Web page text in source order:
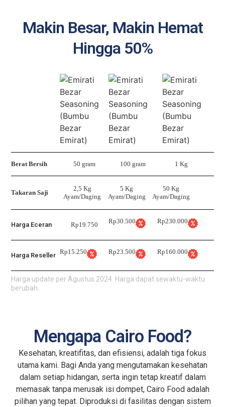
Makin Besar, Makin Hemat
Hingga 50%
Berat Bersih 50 gram 100 gram 1 Kg
Takaran Saji
2,5 Kg
Ayam/Daging
5 Kg
Ayam/Daging
50 Kg
Ayam/Daging
Harga Eceran Rp19.750 Rp30.500 Rp230.000
Harga Reseller Rp15.250 Rp23.500 Rp160.000
Harga update per Agustus 2024. Harga dapat sewaktu-waktu
berubah.
Mengapa Cairo Food?
Kesehatan, kreatifitas, dan efisiensi, adalah tiga fokus
utama kami. Bagi Anda yang mengutamakan kesehatan
dalam setiap hidangan, serta ingin tetap kreatif dalam
memasak tanpa merusak isi dompet, Cairo Food adalah
pilihan yang tepat. Diproduksi di fasilitas dengan sistem